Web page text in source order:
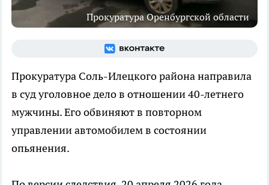
Прокуратура Оренбургской области
Прокуратура Соль-Илецкого района направила
в суд уголовное дело в отношении 40-летнего
мужчины. Его обвиняют в повторном
управлении автомобилем в состоянии
опьянения.